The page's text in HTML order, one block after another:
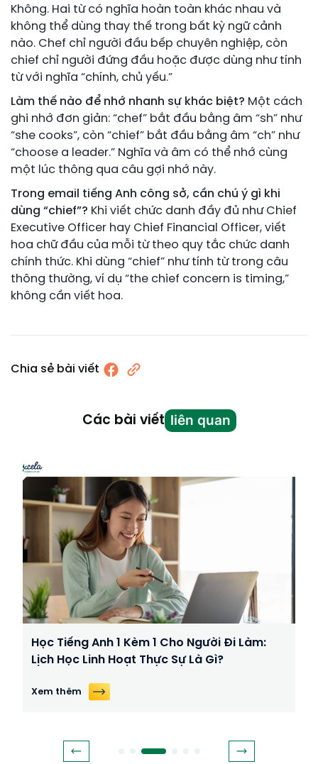
Không. Hai từ có nghĩa hoàn toàn khác nhau và
không thể dùng thay thế trong bất kỳ ngữ cảnh
nào. Chef chỉ người đầu bếp chuyên nghiệp, còn
chief chỉ người đứng đầu hoặc được dùng như tính
từ với nghĩa “chính, chủ yếu.”
Làm thế nào để nhớ nhanh sự khác biệt? Một cách
ghi nhớ đơn giản: “chef” bắt đầu bằng âm “sh” như
“she cooks”, còn “chief” bắt đầu bằng âm “ch” như
“choose a leader.” Nghĩa và âm có thể nhớ cùng
một lúc thông qua câu gợi nhớ này.
Trong email tiếng Anh công sở, cần chú ý gì khi
dùng “chief”? Khi viết chức danh đầy đủ như Chief
Executive Officer hay Chief Financial Officer, viết
hoa chữ đầu của mỗi từ theo quy tắc chức danh
chính thức. Khi dùng “chief” như tính từ trong câu
thông thường, ví dụ “the chief concern is timing,”
không cần viết hoa.
Chia sẻ bài viết
Các bài viết liên quan
Học Tiếng Anh 1 Kèm 1 Cho Người Đi Làm:
Lịch Học Linh Hoạt Thực Sự Là Gì?
Xem thêm